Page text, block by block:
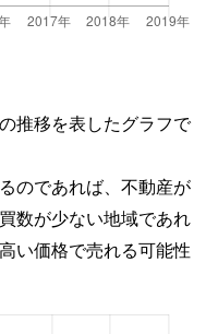
推移を表したグラフで
のであれば、不動産が
数が少ない地域であれ
い価格で売れる可能性